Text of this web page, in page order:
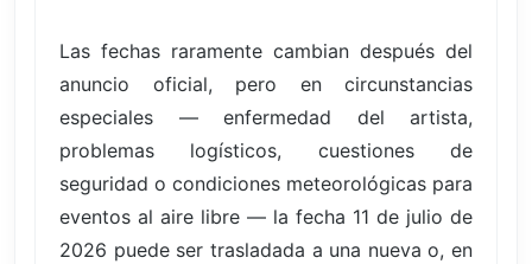
Las fechas raramente cambian después del
anuncio oficial, pero en circunstancias
especiales — enfermedad del artista,
problemas logísticos, cuestiones de
seguridad o condiciones meteorológicas para
eventos al aire libre — la fecha 11 de julio de
2026 puede ser trasladada a una nueva o, en